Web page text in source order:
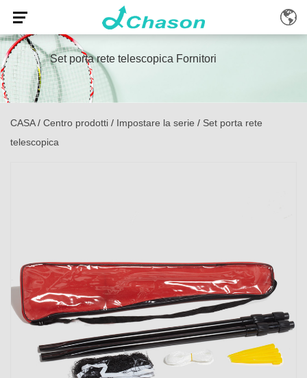
Set porta rete telescopica Fornitori
CASA/ Centro prodotti / Impostare la serie / Set porta rete
telescopica